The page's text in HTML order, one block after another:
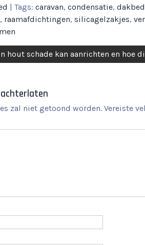
| Tags: caravan, condensatie,
, raamafdichtingen, silicagelzakjes,
hout schade kan aanrichten en hoe
zal niet getoond worden. Vereiste